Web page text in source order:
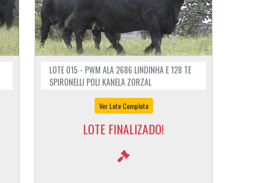
LOTE 015 - PWM ALA 2686 LINDINHA E 128 TE
SPIRONELLI POLI KANELA ZORZAL
Ver Lote Completo
LOTE FINALIZADO!